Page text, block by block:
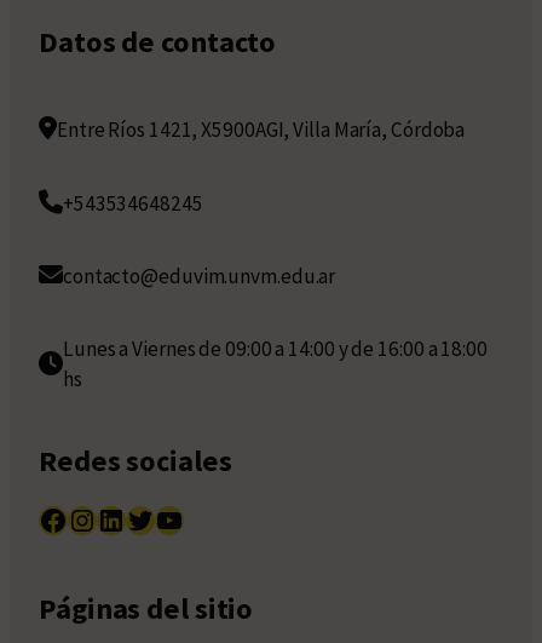
Datos de contacto
Entre Ríos 1421, X5900AGI, Villa María, Córdoba
+543534648245
contacto@eduvim.unvm.edu.ar
Lunes a Viernes de 09:00 a 14:00 y de 16:00 a 18:00
hs
Redes sociales
Facebook InstagramLinkedIn Twitter YouTube
Páginas del sitio